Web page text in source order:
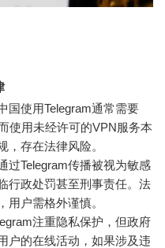
国使用Telegram通常需要
使用未经许可的VPN服务本
，存在法律风险。
过Telegram传播被视为敏感
行政处罚甚至刑事责任。法
用户需格外谨慎。
注重隐私保护，但政府
户的在线活动，如果涉及违